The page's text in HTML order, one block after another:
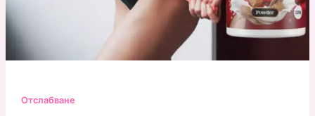
Отслабване